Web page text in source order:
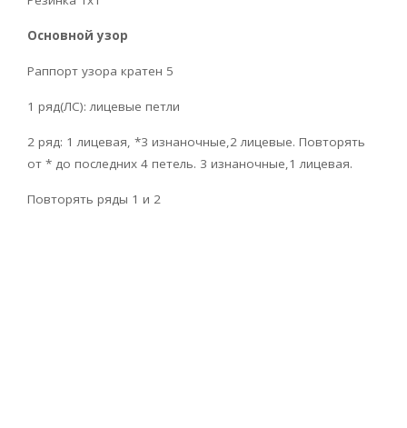
Основной узор
Раппорт узора кратен 5
1 ряд(ЛС): лицевые петли
2 ряд: 1 лицевая, *3 изнаночные,2 лицевые. Повторять
от * до последних 4 петель. 3 изнаночные,1 лицевая.
Повторять ряды 1 и 2